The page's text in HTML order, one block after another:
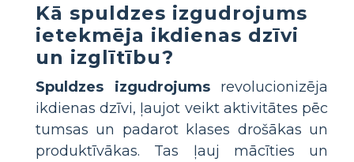
Kā spuldzes izgudrojums
ietekmēja ikdienas dzīvi
un izglītību?
Spuldzes izgudrojumsrevolucionizēja
ikdienas dzīvi, ļaujot veikt aktivitātes pēc
tumsas un padarot klases drošākas un
produktīvākas. Tas ļauj mācīties un